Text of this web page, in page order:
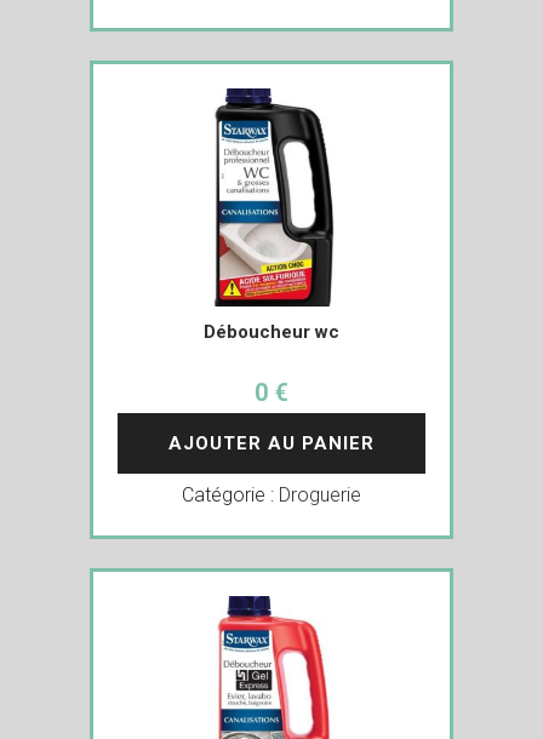
Déboucheur wc
0 €
AJOUTER AU PANIER
Catégorie : Droguerie